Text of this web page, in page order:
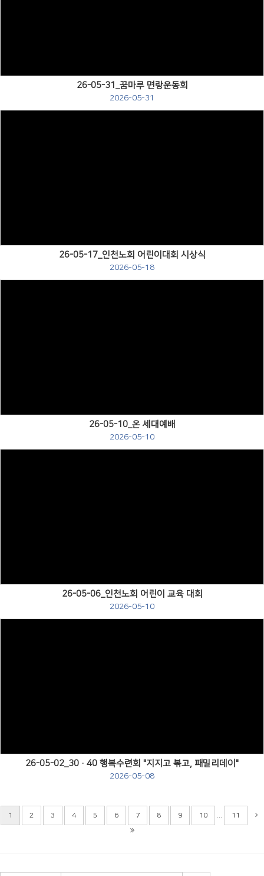
26-05-31_꿈마루 면랑운동회
2026-05-31
26-05-17_인천노회 어린이대회 시상식
2026-05-18
26-05-10_온 세대예배
2026-05-10
26-05-06_인천노회 어린이 교육 대회
2026-05-10
26-05-02_30·40 행복수련회 "지지고 볶고, 패밀리데이"
2026-05-08
1 2 3 4 5 6 7 8 9 10 11